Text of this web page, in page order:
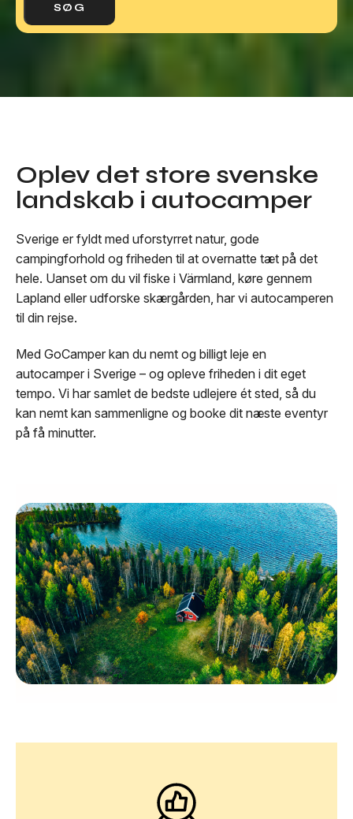
SØG
Oplev det store svenske
landskab i autocamper
Sverige er fyldt med uforstyrret natur, gode
campingforhold og friheden til at overnatte tæt på det
hele. Uanset om du vil fiske i Värmland, køre gennem
Lapland eller udforske skærgården, har vi autocamperen
til din rejse.
Med GoCamper kan du nemt og billigt leje en
autocamper i Sverige – og opleve friheden i dit eget
tempo. Vi har samlet de bedste udlejere ét sted, så du
kan nemt kan sammenligne og booke dit næste eventyr
på få minutter.